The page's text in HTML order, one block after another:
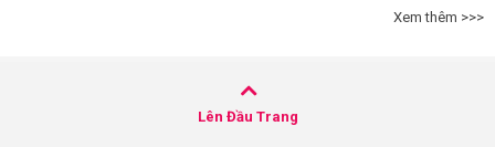
Xem thêm >>>
Lên Đầu Trang